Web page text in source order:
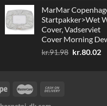
pris
var:
kr.91.98.
MarMar
Startpakker>Wet
Cover, Vadserviet
Cover Morning
kr.91.98 Den
kr.80.02